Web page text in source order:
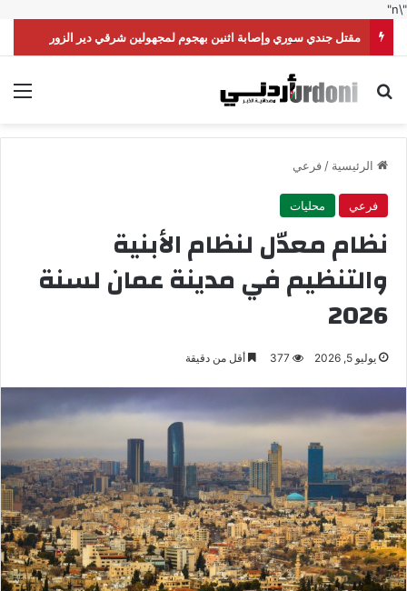
"\n"
مقتل جندي سوري وإصابة اثنين بهجوم لمجهولين شرقي دير الزور
بحث عن
الرئيسية /فرعي
فرعي محليات
نظام معدّل لنظام الأبنية
والتنظيم في مدينة عمان لسنة
2026
يوليو 5, 2026 377 أقل من دقيقة